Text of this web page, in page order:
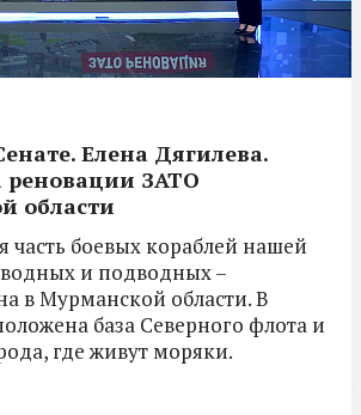
Елена Дягилева.
ЗАТО
области
часть боевых кораблей нашей
и подводных –
в Мурманской области. В
база Северного флота и
где живут моряки.